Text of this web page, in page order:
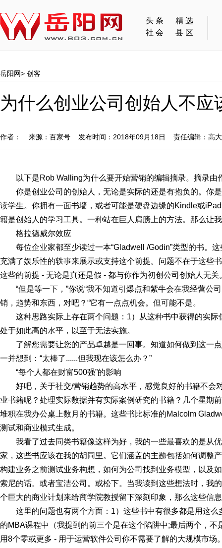
头条
精选
社会
县区
岳阳网> 创客
为什么创业公司创始人不应
作者： 来源：百家号 发布时间：2018年09月18日 责任编辑：高
以下是Rob Walling为什么要开始营销的编辑摘录。摘录由
你是创业公司的创始人，无论是实际的还是有抱负的。你
读学生。你拥有一面书墙，或者可能是硬盘边缘的Kindle或
籍是创始人的学习工具。一种站在巨人肩膀上的方法。那么让
格拉德威尔效应
每位企业家都至少读过一本“Gladwell /Godin”类型的书。
充满了娱乐性的轶事来展示或支持这个前提。问题不在于这些
这些的前提 - 无论是真还是假 - 都与你作为初创公司创始人无关
“但是等一下，”你说“我不知道引爆点和紫牛会在我经营公
销，趋势和东西，对吧？“它有一点点机会。但可能不是。
这种思路实际上存在两个问题：1）从这种书中获得的实
处于如此高的水平，以至于无法实施。
了解您需要让您的产品卓越是一回事。知道如何做到这一
一并想到：“太棒了......但我现在该怎么办？”
“每个人都在财富500强”的影响
好吧，关于社交/营销趋势的高水平，感觉良好的书籍不会
业书籍呢？处理实际数据并有实际案例研究的书籍？几个星期
堆积在我办公桌上数月的书籍。这些书比标准的Malcolm
测试和商业模式生成。
我看了过去同类书籍像这样为好，我的一些最喜欢的是从
家，这些书应该在我的胡同里。它们涵盖的主题包括如何调整
构建业务之前测试业务构想，如何为公司找到业务模型，以及
索尼的话。或者宝洁公司。或松下。当我读到这些想法时，我
个巨大的商业计划来给商学院教授留下深刻印象，那么这些信
这里的问题也有两个方面：1）这些书中有很多都是用这
的MBA课程中（我提到的前三个是在这个陷阱中;最后两个，
用8个零或更多 - 用于运营软件公司你不需要了解的大规模市